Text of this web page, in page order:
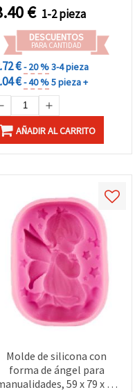
€ 1-2 pieza
DESCUENTOS
PARA CANTIDAD
€- 20 %3-4 pieza
€- 40 %5 pieza +
AÑADIR AL CARRITO
Molde de silicona con
forma de ángel para
59 x 79 x 25